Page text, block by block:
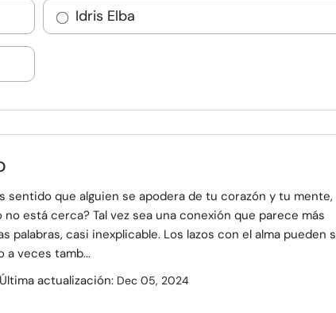
Idris Elba
sentido que alguien se apodera de tu corazón y tu mente,
está cerca? Tal vez sea una conexión que parece más
palabras, casi inexplicable. Los lazos con el alma pueden
a veces tamb...
actualización: Dec 05, 2024